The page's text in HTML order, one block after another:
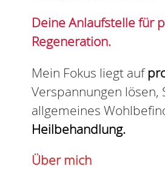
Deine Anlaufstelle für
Regeneration.
Mein Fokus liegt auf
Verspannungen
allgemeines
Heilbehandlung.
Über mich